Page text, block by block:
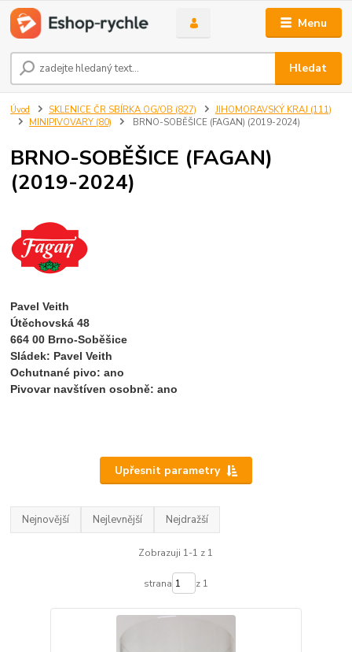
Menu
Hledat
Úvod SKLENICE ČR SBÍRKA OG/OB (827)
JIHOMORAVSKÝ KRAJ (111)
MINIPIVOVARY (80)
BRNO-SOBĚŠICE (FAGAN) (2019-2024)
BRNO-SOBĚŠICE (FAGAN)
(2019-2024)
Pavel Veith
Útěchovská 48
664 00 Brno-Soběšice
Sládek: Pavel Veith
Ochutnané pivo: ano
Pivovar navštíven osobně: ano
Upřesnit parametry
Nejnovější Nejlevnější Nejdražší
Zobrazuji 1-1 z 1
strana z 1